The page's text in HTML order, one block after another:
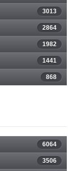
3013
2864
1982
1441
868
6064
3506